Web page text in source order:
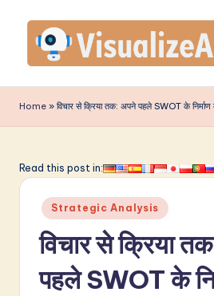
content
is
u
li
e
Home » विचार से क्रिया तक: अपने पहले SWOT के निर्माण
Read this post in:
Posted
in
Strategic Analysis
विचार से क्रिया
पहले SWOT के